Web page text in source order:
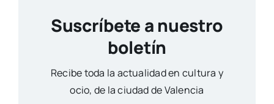
Suscríbete a nuestro
boletín
Reci­be toda la actua­li­dad en cul­tu­ra y
ocio, de la ciu­dad de Valen­cia